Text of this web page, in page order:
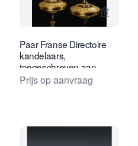
verkoperspagina van Gude &
Bekijk
Paar Franse Directoire
kandelaars,
toegeschreven aan
Claude Galle
Prijs op aanvraag